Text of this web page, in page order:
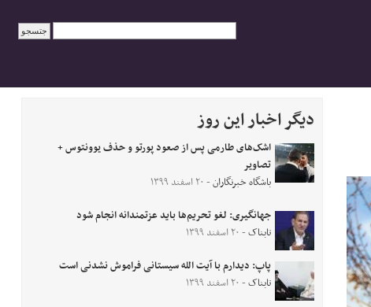
دیگر اخبار این روز
اشک‌های طارمی پس از صعود پورتو و حذف یوونتوس +
تصاویر
باشگاه خبرنگاران- ۲۰ اسفند ۱۳۹۹
جهانگیری: لغو تحریم‌ها باید عزتمندانه انجام شود
تابناک- ۲۰ اسفند ۱۳۹۹
پاپ: دیدارم با آیت الله سیستانی فراموش نشدنی است
تابناک- ۲۰ اسفند ۱۳۹۹